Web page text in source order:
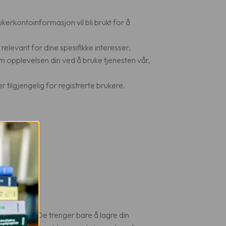
vil bli brukt for å
for dine spesifikke interesser.
opplevelsen din ved å bruke tjenesten vår,
tilgjengelig for registrerte brukere.
din til. De trenger bare å lagre din